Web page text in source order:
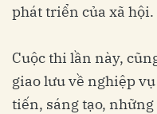
phát triển của xã hội.
Cuộc thi lần này,
giao lưu về nghiệp
tiến, sáng tạo,